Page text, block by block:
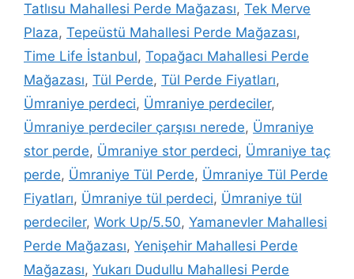
Tatlısu Mahallesi Perde Mağazası, Tek Merve
Plaza, Tepeüstü Mahallesi Perde Mağazası,
Time Life İstanbul, Topağacı Mahallesi Perde
Mağazası, Tül Perde, Tül Perde Fiyatları,
Ümraniye perdeci, Ümraniye perdeciler,
Ümraniye perdeciler çarşısı nerede, Ümraniye
stor perde, Ümraniye stor perdeci, Ümraniye taç
perde, Ümraniye Tül Perde, Ümraniye Tül Perde
Fiyatları, Ümraniye tül perdeci, Ümraniye tül
perdeciler, Work Up/5.50, Yamanevler Mahallesi
Perde Mağazası, Yenişehir Mahallesi Perde
Mağazası, Yukarı Dudullu Mahallesi Perde